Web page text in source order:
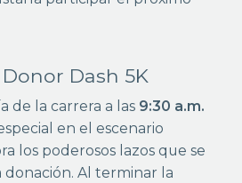
Dash 5K
de la carrera a las 9:30 a.m.
en el escenario
los poderosos lazos que se
donación. Al terminar la